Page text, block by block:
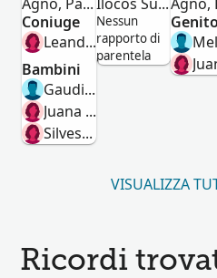
Coniuge
Leandra Alcantara Batalla
Bambini
Gaudioso Batalla Nazareta
Juana Batalla Nazareta
Silvestra Batalla Nasareta
Nessun
rapporto di
parentela
VISUALIZZA
Ricordi